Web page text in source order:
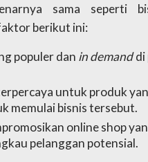
sama seperti
berikut ini:
populer dan in demand di
untuk produk
memulai bisnis tersebut.
online shop
pelanggan potensial.